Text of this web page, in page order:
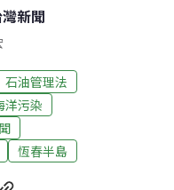
灣新聞
石油管理法
洋污染
恆春半島